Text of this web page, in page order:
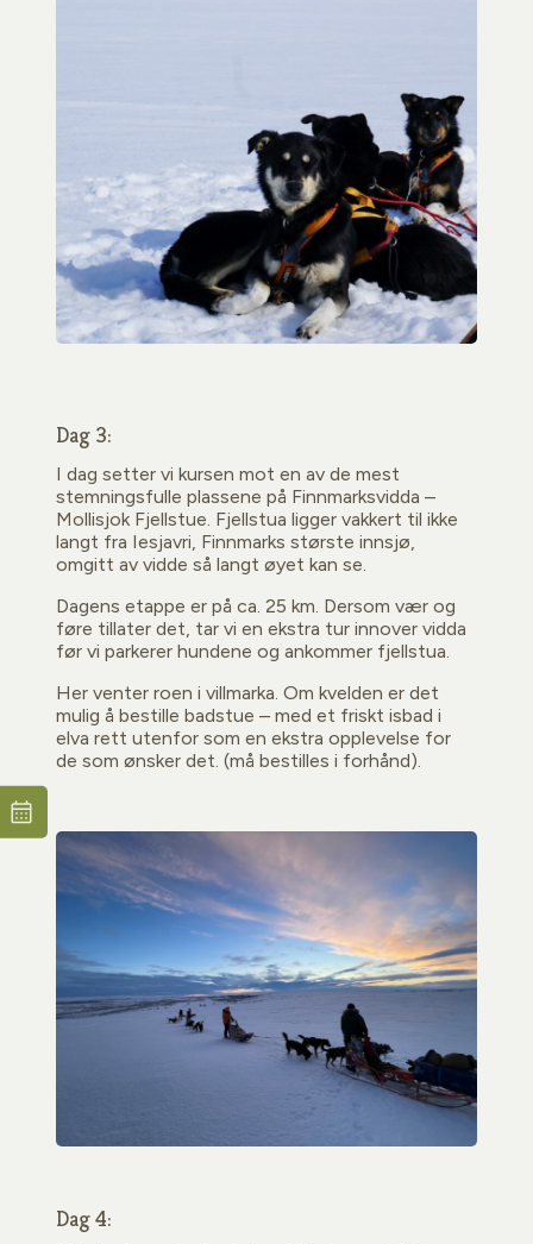
Dag 3:
I dag setter vi kursen mot en av de mest
stemningsfulle plassene på Finnmarksvidda –
Mollisjok Fjellstue. Fjellstua ligger vakkert til ikke
langt fra Iesjavri, Finnmarks største innsjø,
omgitt av vidde så langt øyet kan se.
Dagens etappe er på ca. 25 km. Dersom vær og
føre tillater det, tar vi en ekstra tur innover vidda
før vi parkerer hundene og ankommer fjellstua.
Her venter roen i villmarka. Om kvelden er det
mulig å bestille badstue – med et friskt isbad i
elva rett utenfor som en ekstra opplevelse for
de som ønsker det. (må bestilles i forhånd).
Dag 4: